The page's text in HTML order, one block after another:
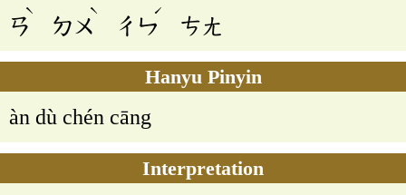
ㄢ
ˋ
ㄉㄨ
ˋ
ㄔㄣ
ˊ
ㄘㄤ
Hanyu Pinyin
àn dù chén cāng
Interpretation